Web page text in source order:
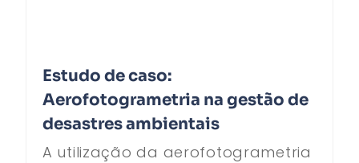
Estudo de caso:
Aerofotogrametria na gestão de
desastres ambientais
A utilização da aerofotogrametria